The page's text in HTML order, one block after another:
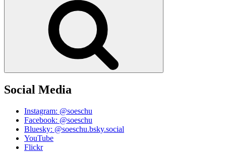
Social Media
Instagram: @soeschu
Facebook: @soeschu
Bluesky: @soeschu.bsky.social
YouTube
Flickr